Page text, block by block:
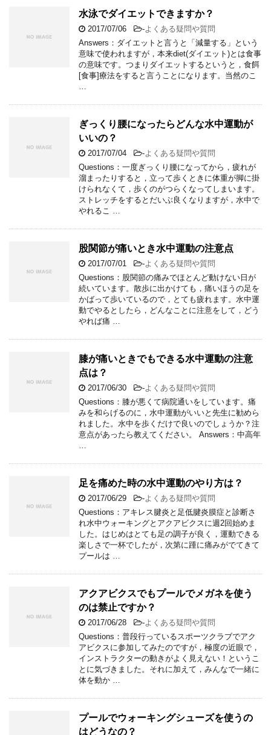
水泳でダイエットできますか？
2017/07/06 -よくある疑問や質問
Answers：ダイエットと言うと「減量する」という
意味で使われますが，本来diet(ダイエット)とは食事
の意味です。つまりダイエットするというと，食餌
[食事]療法をすると言うことになります。当然のこ
ぎっくり腰になったらどんな水中運動が
いいの？
2017/07/04 -よくある疑問や質問
Questions：一度ぎっくり腰になってから，疲れが
溜まったりすると，立って歩くときに体重が脚に掛
けられなくて，歩くのがつらくなってしまいます。
ストレッチをするとだいぶ良くなりますが，水中で
やれるこ …
股関節が痛いとき水中運動の注意点
2017/07/01 -よくある疑問や質問
Questions：股関節の痛みでほとんど動けない日が
続いています。散歩に出かけても，痛いほうの足を
かばって歩いているので，とても疲れます。水中運
動でやるとしたら，どんなことに注意をして，どう
やれば痛 …
膝が痛いときでもできる水中運動の注意
点は？
2017/06/30 -よくある疑問や質問
Questions：膝が悪くて病院通いをしています。痛
みを和らげるのに，水中運動がいいと先生に勧めら
れました。水中を歩くだけで良いのでしょうか？注
意点があったら教えてください。 Answers：中高年
足を痛めた時の水中運動のやり方は？
2017/06/29 -よくある疑問や質問
Questions：アキレス腱炎と足低腱炎膜症と診断さ
れ水中ウォーキングとアクアビクスに週2回始めま
した。はじめはとても足の調子が良く，運動できる
楽しさで一杯でしたが，次第に踵に痛みがでてきて
プールは …
アクアビクスでもプールでメガネを使う
のは禁止ですか？
2017/06/28 -よくある疑問や質問
Questions：普段行っているスポーツクラブでアク
アビクスに参加してみたのですが，極度の近眼で，
インストラクターの動きがよく見えない！というこ
とに気づきました。それに加えて，みんなで一緒に
体を動か …
プールでウォーキングシューズを使うの
はどうなの？